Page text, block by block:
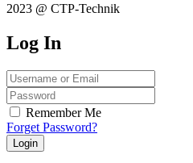
2023 @ CTP-Technik
Log In
Remember Me
Forget Password?
Login